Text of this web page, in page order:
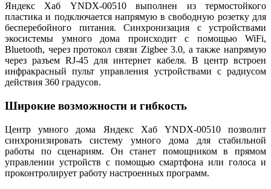
Яндекс Хаб YNDX-00510 выполнен из термостойкого
пластика и подключается напрямую в свободную розетку для
бесперебойного питания. Синхронизация с устройствами
экосистемы умного дома происходит с помощью WiFi,
Bluetooth, через протокол связи Zigbee 3.0, а также напрямую
через разъем RJ-45 для интернет кабеля. В центр встроен
инфракрасный пульт управления устройствами с радиусом
действия 360 градусов.
Широкие возможности и гибкость
Центр умного дома Яндекс Хаб YNDX-00510 позволит
синхронизировать систему умного дома для стабильной
работы по сценариям. Он станет помощником в прямом
управлении устройств с помощью смартфона или голоса и
проконтролирует работу настроенных программ.